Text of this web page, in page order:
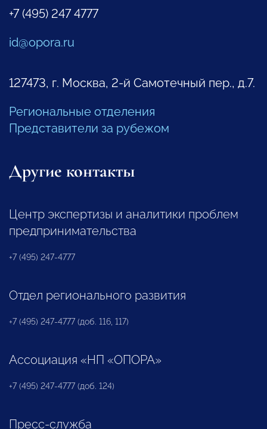
+7 (495) 247 4777
id@opora.ru
127473, г. Москва, 2-й Самотечный пер., д.7.
Региональные отделения
Представители за рубежом
Другие контакты
Центр экспертизы и аналитики проблем
предпринимательства
+7 (495) 247-4777
Отдел регионального развития
+7 (495) 247-4777 (доб. 116, 117)
Ассоциация «НП «ОПОРА»
+7 (495) 247-4777 (доб. 124)
Пресс-служба